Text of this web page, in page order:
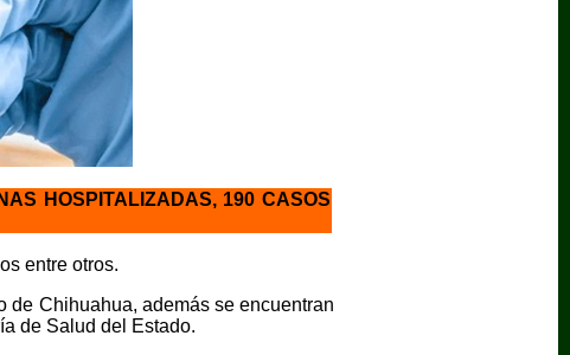
HOSPITALIZADAS, 190 CASOS
entre otros.
de Chihuahua, además se encuentran
de Salud del Estado.